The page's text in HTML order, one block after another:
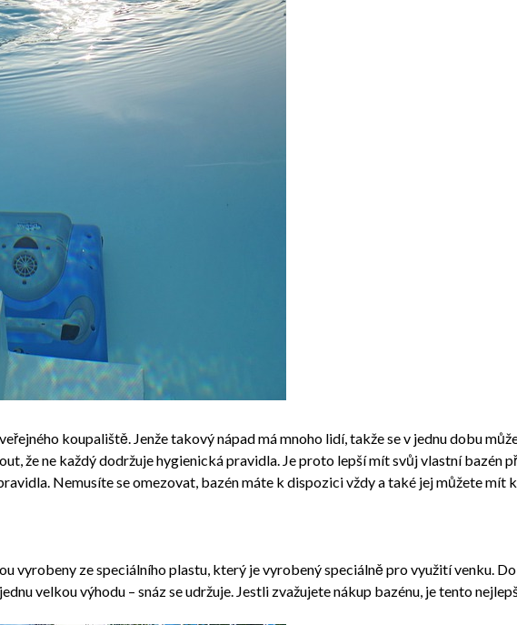
koupaliště. Jenže takový nápad má mnoho lidí, takže se v jednu dobu
že ne každý dodržuje hygienická pravidla. Je proto lepší mít svůj vlastní bazén
Nemusíte se omezovat, bazén máte k dispozici vždy a také jej můžete mít
vyrobeny ze speciálního plastu, který je vyrobený speciálně pro využití venku.
velkou výhodu – snáz se udržuje. Jestli zvažujete nákup bazénu, je tento